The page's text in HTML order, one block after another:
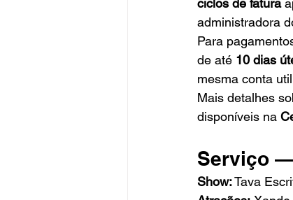
ciclos de fatura
administradora
Para
de até 10 dias
mesma conta
Mais detalhes
disponíveis na
Serviço
Show: Tava